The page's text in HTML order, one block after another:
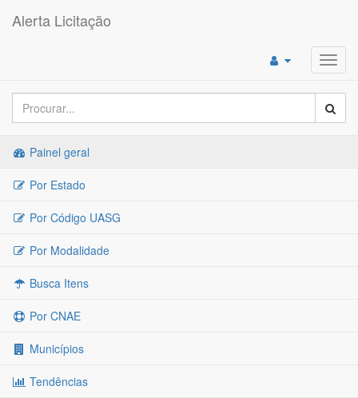
Alerta Licitação
Painel geral
Por Estado
Por Código UASG
Por Modalidade
Busca Itens
Por CNAE
Municípios
Tendências